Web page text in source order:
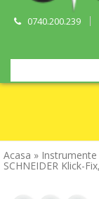
0740.200.239
Acasa » Instrumente
SCHNEIDER Klick-